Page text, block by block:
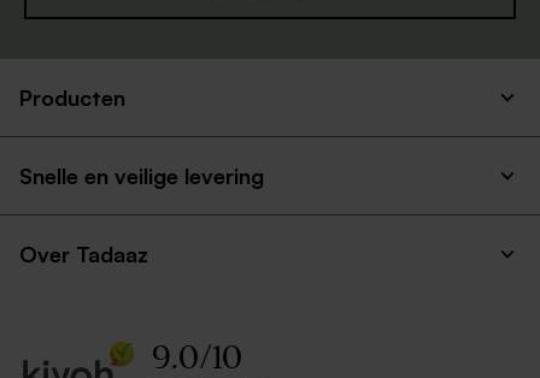
Producten
Snelle en veilige levering
Over Tadaaz
9.0/10